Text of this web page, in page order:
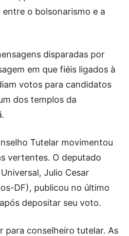
o bolsonarismo e a
disparadas por
em que fiéis ligados à
votos para candidatos
dos templos da
Tutelar movimentou
vertentes. O deputado
Julio Cesar
DF), publicou no último
depositar seu voto.
para conselheiro tutelar. As